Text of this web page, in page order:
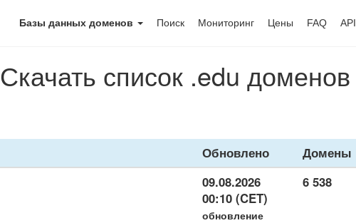
Базы данных доменов Поиск Мониторинг Цены FAQ API
Скачать список .edu доменов
Обновлено
Домены
09.08.2026
00:10 (CET)
обновление
6 538